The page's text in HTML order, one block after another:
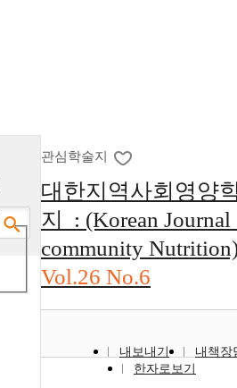
관심학술지
대한지역사회영양
지 : (Korean Journal
community
Vol.26 No.6
내보내기
내책장
한자로보기